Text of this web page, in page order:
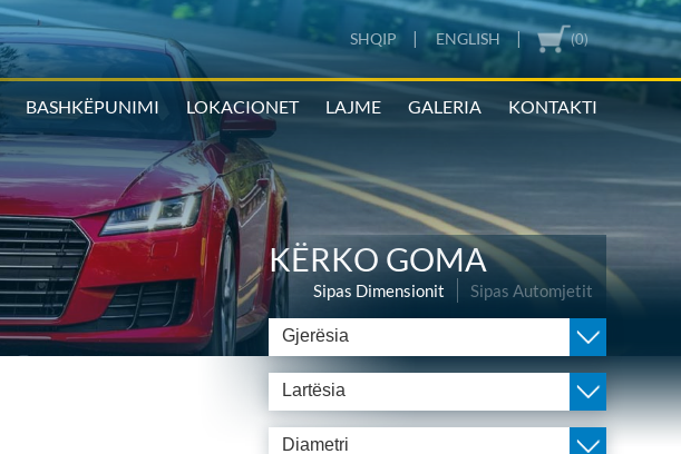
(0)
SHQIP | ENGLISH |
BASHKËPUNIMI LOKACIONET LAJME GALERIA KONTAKTI
KËRKO GOMA
Sipas Dimensionit Sipas Automjetit
Gjerësia
Lartësia
Diametri